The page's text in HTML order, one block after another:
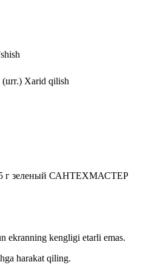
(шт.) Xarid qilish
г зеленый САНТЕХМАСТЕР
ekranning kengligi etarli emas.
harakat qiling.